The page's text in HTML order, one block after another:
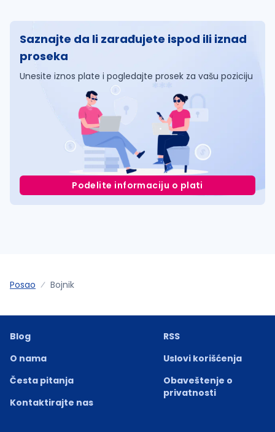
Saznajte da li zarađujete ispod ili iznad
proseka
Unesite iznos plate i pogledajte prosek za vašu poziciju
Podelite informaciju o plati
Posao Bojnik
Blog
O nama
Česta pitanja
Kontaktirajte nas
RSS
Uslovi korišćenja
Obaveštenje o
privatnosti